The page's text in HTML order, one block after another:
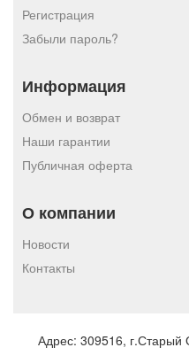
Регистрация
Забыли пароль?
Информация
Обмен и возврат
Наши гарантии
Публичная оферта
О компании
Новости
Контакты
Адрес: 309516, г.Старый